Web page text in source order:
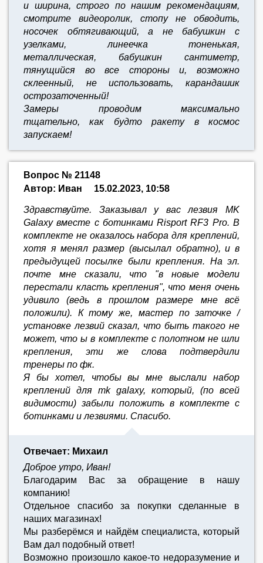
и ширина, строго по нашим рекомендациям,
смотрите видеоролик, стопу не обводить,
носочек обтягивающий, а не бабушкин с
узелками, линеечка тоненькая,
металлическая, бабушкин сантиметр,
тянущийся во все стороны и, возможно
склеенный, не использовать, карандашик
острозаточенный!
Замеры проводим максимально
тщательно, как будто ракету в космос
запускаем!
Вопрос № 21148
Автор: Иван
15.02.2023, 10:58
Здравствуйте. Заказывал у вас лезвия MK
Galaxy вместе с ботинками Risport RF3 Pro. В
комплекте не оказалось набора для креплений,
хотя я менял размер (высылал обратно), и в
предыдущей посылке были крепления. На эл.
почте мне сказали, что "в новые модели
перестали класть крепления", что меня очень
удивило (ведь в прошлом размере мне всё
положили). К тому же, мастер по заточке /
установке лезвий сказал, что быть такого не
может, что ы в комплекте с полотном не шли
крепления, эти же слова подтвердили
тренеры по фк.
Я бы хотел, чтобы вы мне выслали набор
креплений для mk galaxy, который, (по всей
видимости) забыли положить в комплекте с
ботинками и лезвиями. Спасибо.
Отвечает: Михаил
Доброе утро, Иван!
Благодарим Вас за обращение в нашу
компанию!
Отдельное спасибо за покупки сделанные в
наших магазинах!
Мы разберёмся и найдём специалиста, который
Вам дал подобный ответ!
Возможно произошло какое-то недоразумение и